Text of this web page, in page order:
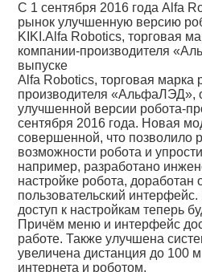
С 1 сентября 2016 года Alfa
рынок улучшенную версию
KIKI.Alfa Robotics, торговая
компании-производителя
выпуске
Alfa Robotics, торговая марка
производителя «АльфаЛЭД»,
улучшенной версии робота-
сентября 2016 года. Новая
совершенной, что позволило
возможности робота и
например, разработано
настройке робота, доработан
пользовательский
доступ к настройкам теперь
Причём меню и интерфейс
работе. Также улучшена
увеличена дистанция до 100
интернета и роботом.